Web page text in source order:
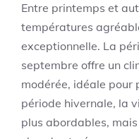
Entre printemps et
températures
exceptionnelle. La
septembre offre un
modérée, idéale pour
période hivernale, la
plus abordables,